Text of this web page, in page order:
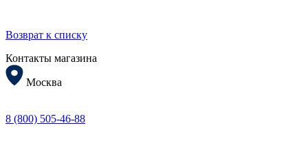
Возврат к списку
Контакты магазина
Москва
8 (800) 505-46-88